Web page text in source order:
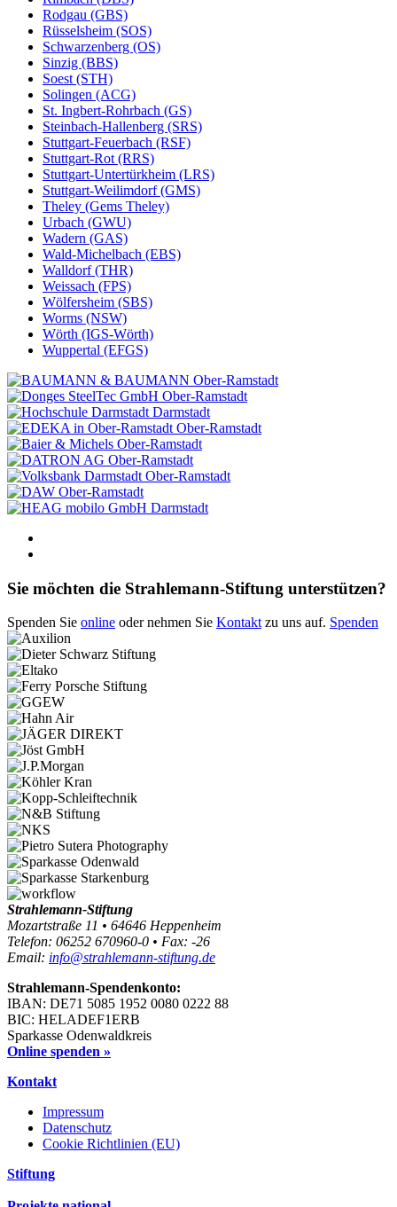
Rodgau (GBS)
Rüsselsheim (SOS)
Schwarzenberg (OS)
Sinzig (BBS)
Soest (STH)
Solingen (ACG)
St. Ingbert-Rohrbach (GS)
Steinbach-Hallenberg (SRS)
Stuttgart-Feuerbach (RSF)
Stuttgart-Rot (RRS)
Stuttgart-Untertürkheim (LRS)
Stuttgart-Weilimdorf (GMS)
Theley (Gems Theley)
Urbach (GWU)
Wadern (GAS)
Wald-Michelbach (EBS)
Walldorf (THR)
Weissach (FPS)
Wölfersheim (SBS)
Worms (NSW)
Wörth (IGS-Wörth)
Wuppertal (EFGS)
Ober-Ramstadt
Ober-Ramstadt
Darmstadt
Ober-Ramstadt
Ober-Ramstadt
Ober-Ramstadt
Ober-Ramstadt
Ober-Ramstadt
Darmstadt
Sie möchten die Strahlemann-Stiftung unterstützen?
Spenden Sie online oder nehmen Sie Kontakt zu uns auf. Spenden
Strahlemann-Stiftung
Mozartstraße 11 • 64646 Heppenheim
Telefon: 06252 670960-0 • Fax: -26
Email: info@strahlemann-stiftung.de
Strahlemann-Spendenkonto:
IBAN: DE71 5085 1952 0080 0222 88
BIC: HELADEF1ERB
Sparkasse Odenwaldkreis
Online spenden »
Kontakt
Impressum
Datenschutz
Cookie Richtlinien (EU)
Stiftung